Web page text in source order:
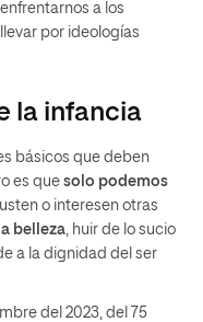
a los
por ideologías
la infancia
básicos que deben
es que solo podemos
o interesen otras
belleza, huir de lo sucio
a la dignidad del ser
del 2023, del 75